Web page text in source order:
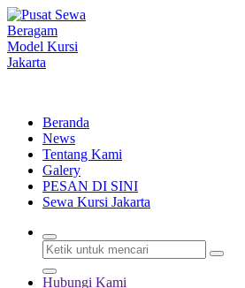
Lewati
ke
konten
Beranda
News
Tentang Kami
Galery
PESAN DI SINI
Sewa Kursi Jakarta
Hubungi Kami